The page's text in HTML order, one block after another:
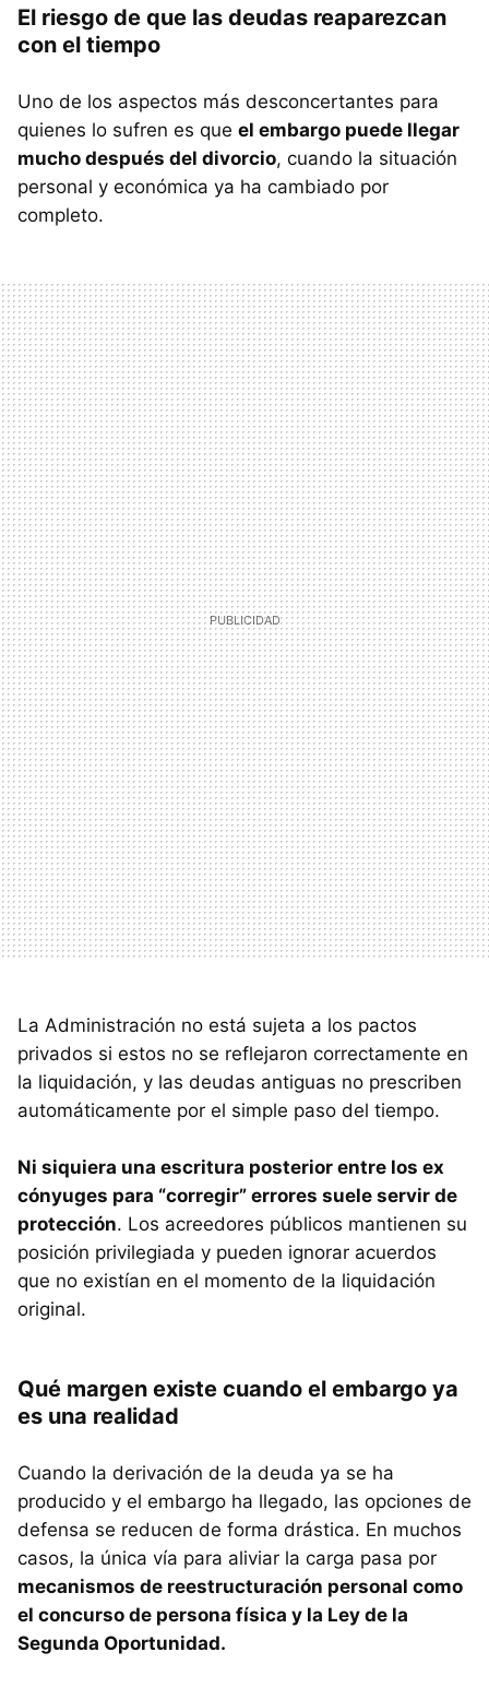
El riesgo de que las deudas reaparezcan
con el tiempo
Uno de los aspectos más desconcertantes para
quienes lo sufren es que el embargo puede llegar
mucho después del divorcio, cuando la situación
personal y económica ya ha cambiado por
completo.
La Administración no está sujeta a los pactos
privados si estos no se reflejaron correctamente en
la liquidación, y las deudas antiguas no prescriben
automáticamente por el simple paso del tiempo.
Ni siquiera una escritura posterior entre los ex
cónyuges para “corregir” errores suele servir de
protección. Los acreedores públicos mantienen su
posición privilegiada y pueden ignorar acuerdos
que no existían en el momento de la liquidación
original.
Qué margen existe cuando el embargo ya
es una realidad
Cuando la derivación de la deuda ya se ha
producido y el embargo ha llegado, las opciones de
defensa se reducen de forma drástica. En muchos
casos, la única vía para aliviar la carga pasa por
mecanismos de reestructuración personal como
el concurso de persona física y la Ley de la
Segunda Oportunidad.